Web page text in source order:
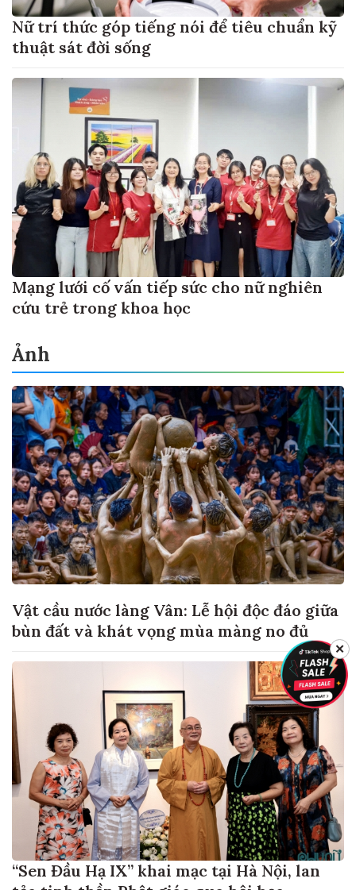
Nữ trí thức góp tiếng nói để tiêu chuẩn kỹ
thuật sát đời sống
Mạng lưới cố vấn tiếp sức cho nữ nghiên
cứu trẻ trong khoa học
Ảnh
Vật cầu nước làng Vân: Lễ hội độc đáo giữa
bùn đất và khát vọng mùa màng no đủ
“Sen Đầu Hạ IX” khai mạc tại Hà Nội, lan
✕